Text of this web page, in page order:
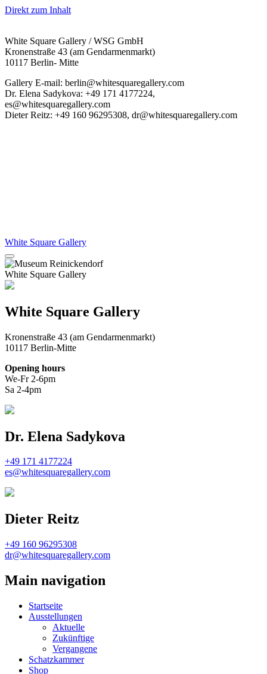
Direkt zum Inhalt
White Square Gallery / WSG GmbH
Kronenstraße 43 (am Gendarmenmarkt)
10117 Berlin- Mitte
Gallery E-mail: berlin@whitesquaregallery.com
Dr. Elena Sadykova: +49 171 4177224,
es@whitesquaregallery.com
Dieter Reitz: +49 160 96295308, dr@whitesquaregallery.com
White Square Gallery
White Square Gallery
White Square Gallery
Kronenstraße 43 (am Gendarmenmarkt)
10117 Berlin-Mitte
Opening hours
We-Fr 2-6pm
Sa 2-4pm
Dr. Elena Sadykova
+49 171 4177224
es@whitesquaregallery.com
Dieter Reitz
+49 160 96295308
dr@whitesquaregallery.com
Main navigation
Startseite
Ausstellungen
Aktuelle
Zukünftige
Vergangene
Schatzkammer
Shop